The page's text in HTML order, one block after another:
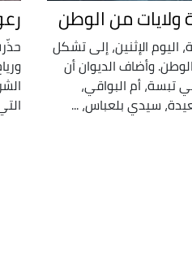
ولايات من الوطن
اليوم الإثنين، إلى تشكل
وأضاف الديوان أن
تبسة، أم البواقي،
سيدي بلعباس، ...